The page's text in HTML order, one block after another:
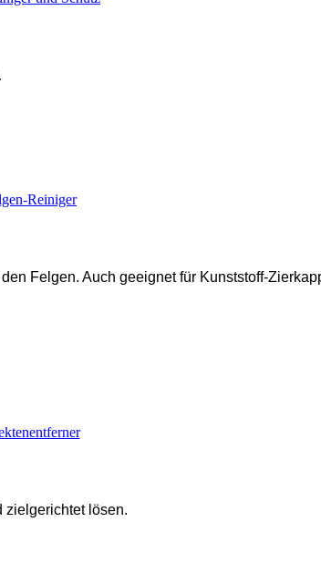
Felgen. Auch geeignet für Kunststoff-
zielgerichtet lösen.